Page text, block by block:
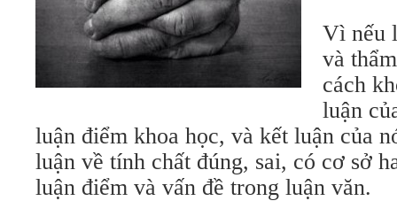
Vì nếu
và
cách
luận
luận điểm khoa học, và kết luận của
luận về tính chất đúng, sai, có cơ sở
luận điểm và vấn đề trong luận văn.